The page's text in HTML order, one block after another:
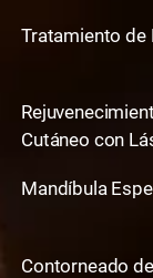
Tratamiento de
Cutáneo con
Mandíbula
Contorneado